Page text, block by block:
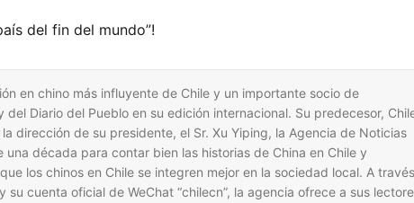
del fin del mundo”!
en chino más influyente de Chile y un importante socio de
Diario del Pueblo en su edición internacional. Su predecesor,
dirección de su presidente, el Sr. Xu Yiping, la Agencia de Noticias
década para contar bien las historias de China en Chile y
los chinos en Chile se integren mejor en la sociedad local. A través
su cuenta oficial de WeChat “chilecn”, la agencia ofrece a sus